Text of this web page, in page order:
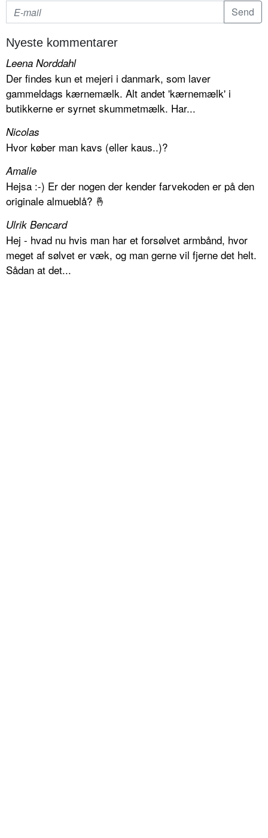
Nyeste kommentarer
Leena Norddahl
Der findes kun et mejeri i danmark, som laver
gammeldags kærnemælk. Alt andet 'kærnemælk' i
butikkerne er syrnet skummetmælk. Har...
Nicolas
Hvor køber man kavs (eller kaus..)?
Amalie
Hejsa :-) Er der nogen der kender farvekoden er på den
originale almueblå? 🤞
Ulrik Bencard
Hej - hvad nu hvis man har et forsølvet armbånd, hvor
meget af sølvet er væk, og man gerne vil fjerne det helt.
Sådan at det...